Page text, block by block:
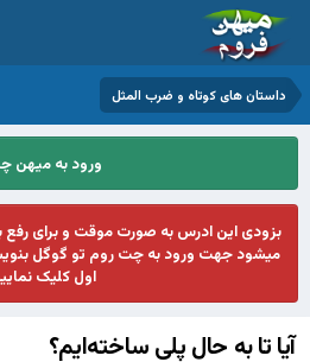
داستان های کوتاه و ضرب المثل
ورود به میهن
بزودی این ادرس به صورت موقت و برای
میشود جهت ورود به چت روم تو گوگل
اول کلیک
آیا تا به حال پلی ساخته‌ایم؟